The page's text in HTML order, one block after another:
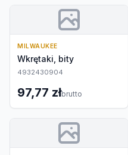
MILWAUKEE
Wkrętaki, bity
4932430904
97,77 złbrutto